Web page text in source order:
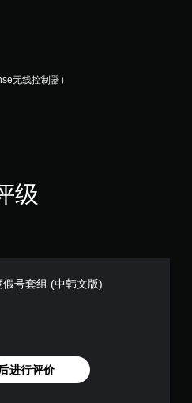
无线控制器）
级
号套组 (中韩文版)
进行评价